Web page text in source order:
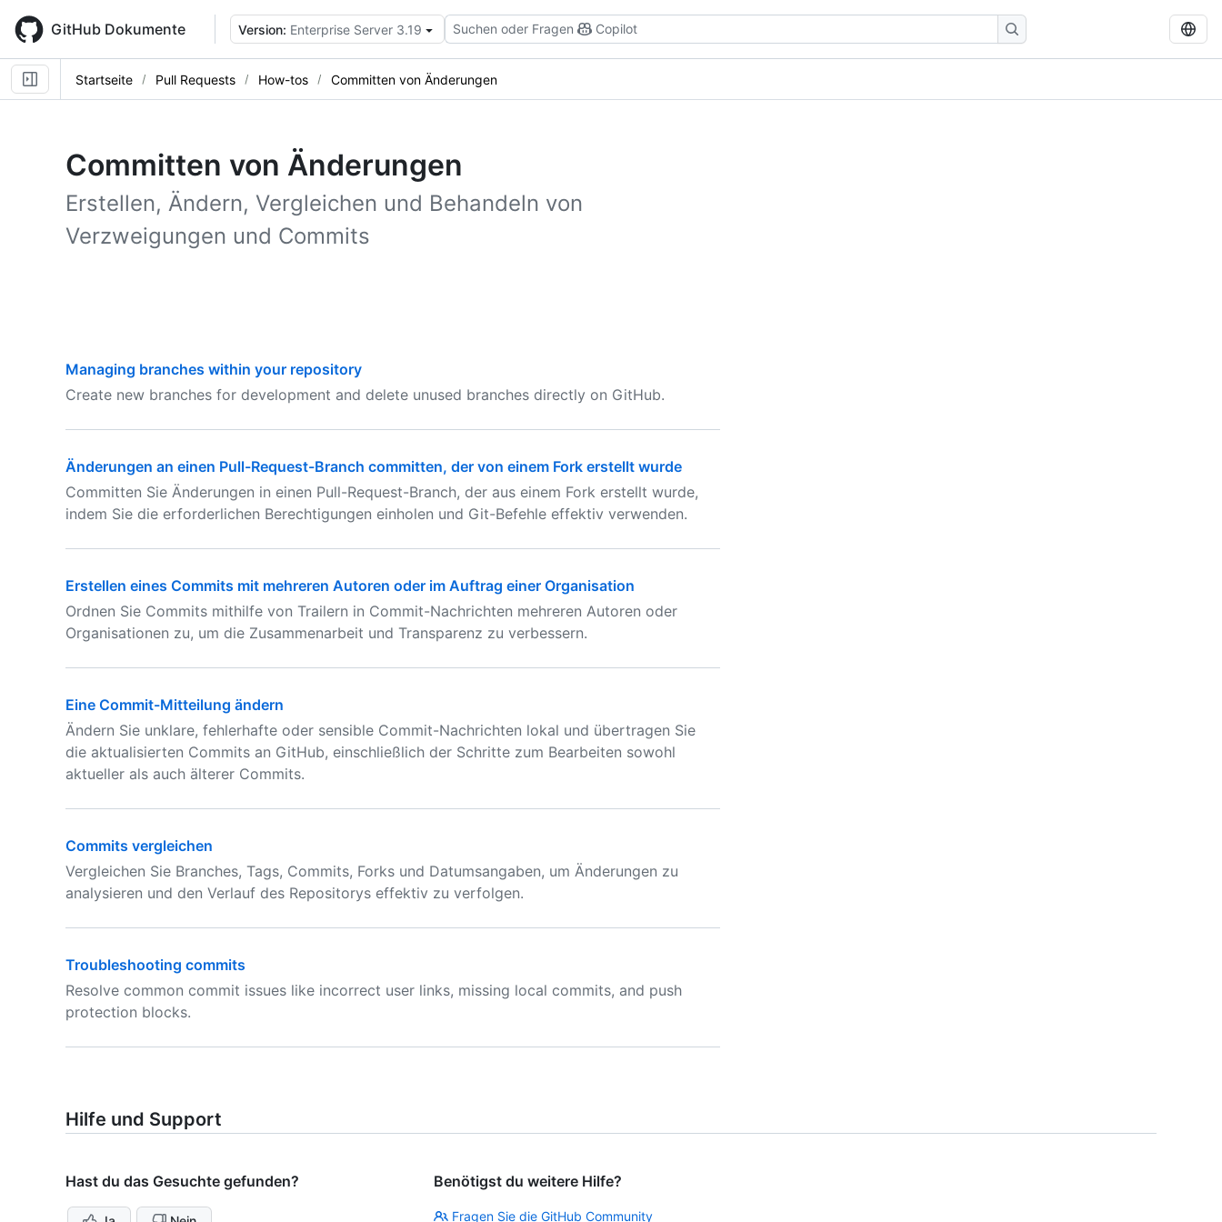
main
content
GitHub Dokumente Version: Enterprise Server 3.19 Suchen oder Fragen Copilot
Startseite Pull Requests How-tos Committen von Änderungen
Committen von Änderungen
Erstellen, Ändern, Vergleichen und Behandeln von
Verzweigungen und Commits
Managing branches within your repository
Create new branches for development and delete unused branches directly on GitHub.
Änderungen an einen Pull-Request-Branch committen, der von einem Fork erstellt wurde
Committen Sie Änderungen in einen Pull-Request-Branch, der aus einem Fork erstellt wurde,
indem Sie die erforderlichen Berechtigungen einholen und Git-Befehle effektiv verwenden.
Erstellen eines Commits mit mehreren Autoren oder im Auftrag einer Organisation
Ordnen Sie Commits mithilfe von Trailern in Commit-Nachrichten mehreren Autoren oder
Organisationen zu, um die Zusammenarbeit und Transparenz zu verbessern.
Eine Commit-Mitteilung ändern
Ändern Sie unklare, fehlerhafte oder sensible Commit-Nachrichten lokal und übertragen Sie
die aktualisierten Commits an GitHub, einschließlich der Schritte zum Bearbeiten sowohl
aktueller als auch älterer Commits.
Commits vergleichen
Vergleichen Sie Branches, Tags, Commits, Forks und Datumsangaben, um Änderungen zu
analysieren und den Verlauf des Repositorys effektiv zu verfolgen.
Troubleshooting commits
Resolve common commit issues like incorrect user links, missing local commits, and push
protection blocks.
Hilfe und Support
Hast du das Gesuchte gefunden? Benötigst du weitere Hilfe?
Fragen Sie die GitHub Community